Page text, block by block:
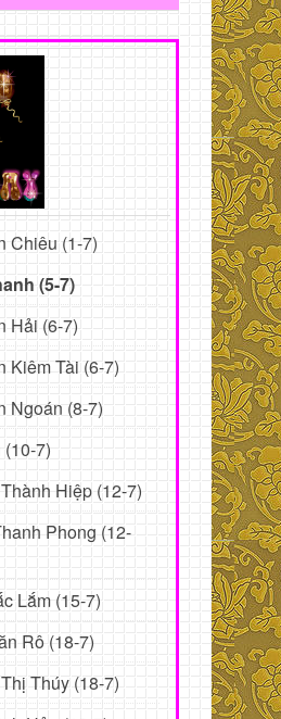
Chiêu (1-7)
(5-7)
Hải (6-7)
Kiêm Tài (6-7)
Ngoán (8-7)
7)
Hiệp (12-7)
Phong (12-
Lắm (15-7)
Rô (18-7)
Thúy (18-7)